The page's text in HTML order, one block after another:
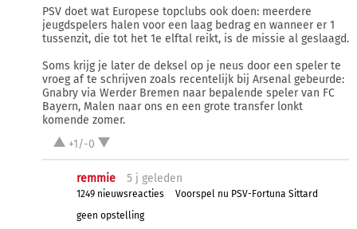
PSV doet wat Europese topclubs ook doen: meerdere
jeugdspelers halen voor een laag bedrag en wanneer er 1
tussenzit, die tot het 1e elftal reikt, is de missie al geslaagd.
Soms krijg je later de deksel op je neus door een speler te
vroeg af te schrijven zoals recentelijk bij Arsenal gebeurde:
Gnabry via Werder Bremen naar bepalende speler van FC
Bayern, Malen naar ons en een grote transfer lonkt
komende zomer.
+1/-0
remmie 5 j geleden
1249 nieuwsreacties
Voorspel nu PSV-Fortuna Sittard
geen opstelling